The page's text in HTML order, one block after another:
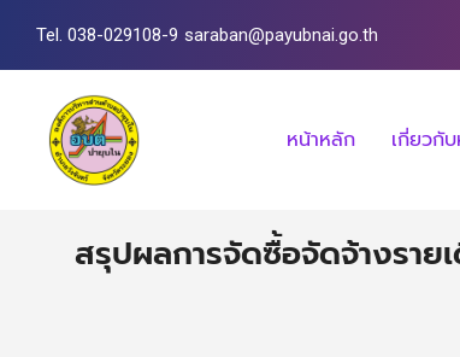
Tel. 038-029108-9 saraban@payubnai.go.th
หน้าหลัก เกี่ยวกั
สรุปผลการจัดซื้อจัดจ้างรา